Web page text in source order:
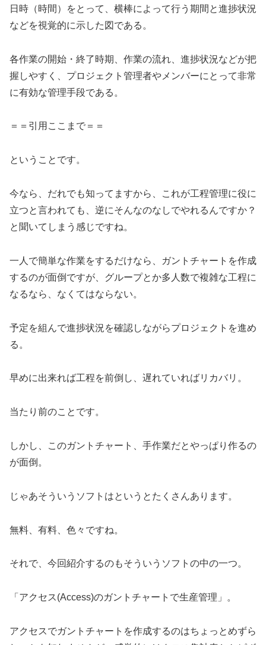
日時（時間）をとって、横棒によって行う期間と進捗状況
などを視覚的に示した図である。
各作業の開始・終了時期、作業の流れ、進捗状況などが把
握しやすく、プロジェクト管理者やメンバーにとって非常
に有効な管理手段である。
＝＝引用ここまで＝＝
ということです。
今なら、だれでも知ってますから、これが工程管理に役に
立つと言われても、逆にそんなのなしでやれるんですか？
と聞いてしまう感じですね。
一人で簡単な作業をするだけなら、ガントチャートを作成
するのが面倒ですが、グループとか多人数で複雑な工程に
なるなら、なくてはならない。
予定を組んで進捗状況を確認しながらプロジェクトを進め
る。
早めに出来れば工程を前倒し、遅れていればリカバリ。
当たり前のことです。
しかし、このガントチャート、手作業だとやっぱり作るの
が面倒。
じゃあそういうソフトはというとたくさんあります。
無料、有料、色々ですね。
それで、今回紹介するのもそういうソフトの中の一つ。
「アクセス(Access)のガントチャートで生産管理」。
アクセスでガントチャートを作成するのはちょっとめずら